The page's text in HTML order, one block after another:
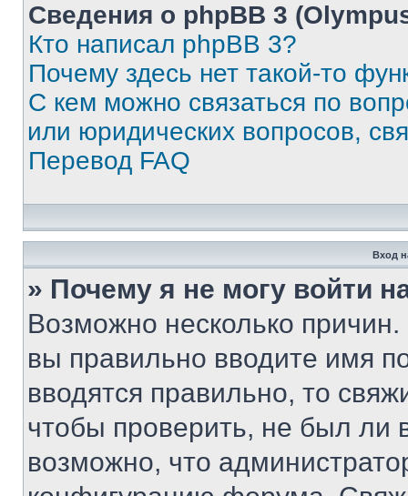
Сведения о phpBB 3
Кто написал phpBB 3?
Почему здесь нет такой-то
С кем можно связаться по
или юридических вопросов,
Перевод FAQ
Вход
» Почему я не могу войти
Возможно несколько
вы правильно вводите имя
вводятся правильно, то
чтобы проверить, не был ли
возможно, что